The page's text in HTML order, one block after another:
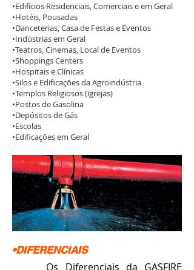
•Edifícios Residenciais, Comerciais e em Geral
•Hotéis, Pousadas
•Danceterias, Casa de Festas e Eventos
•Indústrias em Geral
•Teatros, Cinemas, Local de Eventos
•Shoppings Centers
•Hospitais e Clínicas
•Silos e Edificações da Agroindústria
•Templos Religiosos (igrejas)
•Postos de Gasolina
•Depósitos de Gás
•Escolas
•Edificações em Geral
•DIFERENCIAIS
Os Diferenciais da GASFIRE